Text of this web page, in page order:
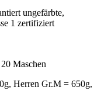
ungefärbte,
1 zertifiziert
Maschen
Herren Gr.M = 650g,